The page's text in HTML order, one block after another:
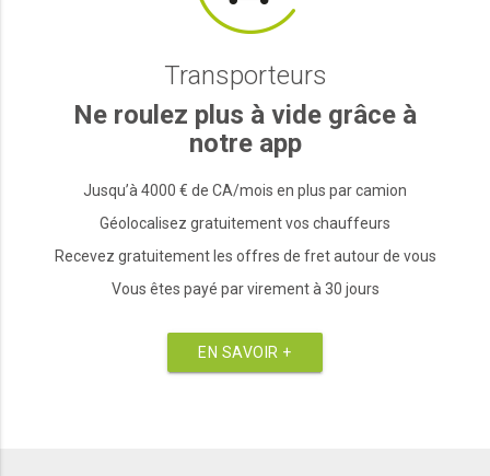
Transporteurs
Ne roulez plus à vide grâce à
notre app
Jusqu’à 4000 € de CA/mois en plus par camion
Géolocalisez gratuitement vos chauffeurs
Recevez gratuitement les offres de fret autour de vous
Vous êtes payé par virement à 30 jours
EN SAVOIR +